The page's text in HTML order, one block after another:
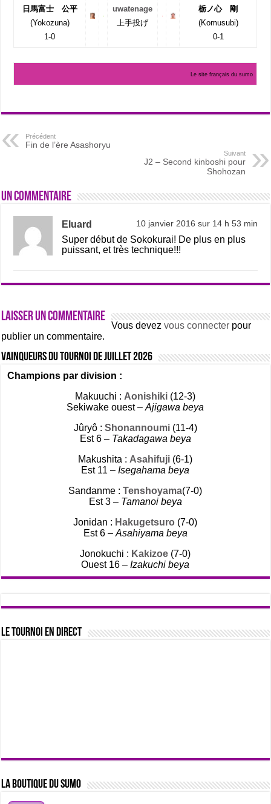
日馬富士 公平
(Yokozuna)
1-0
uwatenage
上手投げ
栃ノ心 剛
(Komusubi)
0-1
Le site français du sumo
Précédent
Fin de l’ère Asashoryu
Suivant
J2 – Second kinboshi pour
Shohozan
Un commentaire
Eluard 10 janvier 2016 sur 14 h 53 min
Super début de Sokokurai! De plus en plus
puissant, et très technique!!!
Laisser un commentaire
Vous devezvous connecter pour
publier un commentaire.
Vainqueurs du tournoi de Juillet 2026
Champions par division :
Makuuchi : Aonishiki (12-3)
Sekiwake ouest –Ajigawa beya
Jûryô : Shonannoumi (11-4)
Est 6 – Takadagawa beya
Makushita : Asahifuji (6-1)
Est 11 –Isegahama beya
Sandanme :Tenshoyama(7-0)
Est 3 – Tamanoi beya
Jonidan : Hakugetsuro (7-0)
Est 6 – Asahiyama beya
Jonokuchi : Kakizoe (7-0)
Ouest 16 –Izakuchi beya
Le tournoi en direct
La boutique du sumo